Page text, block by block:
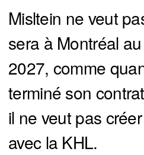
Misltein ne veut
sera à Montréal
2027, comme
terminé son
il ne veut pas
avec la KHL.